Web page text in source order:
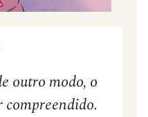
outro modo, o
compreendido.